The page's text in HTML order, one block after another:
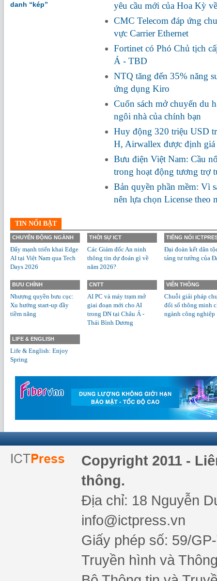
danh “kép”
yêu cầu mới của Hoa Kỳ
CMC Telecom đáp ứng
vực Carrier Ethernet
Fortinet có Phó Chủ tịch
Á - TBD
NTQ tăng đến 35% năng
ứng dụng Kiro
Cuốn sách mở chuyến du
ngôi nhà của chính bạn
Huy động 320 triệu USD
H, Airwallex được định
Bưu điện Việt Nam: Cầu
trong hoạt động tương trợ
Bản quyền phần mềm: Vì
nên lựa chọn License theo
TIN NỔI BẬT
CHUYỂN ĐỘNG NGÀNH
Đẩy mạnh triển khai Edge
AI tại Việt Nam qua Tech
Days 2026
THỜI SỰ ICT
Các Giám đốc An ninh
thông tin dự đoán gì về
năm 2026?
TIẾNG NÓI
Đại đoàn kết dân
tảng tư tưởng của
BƯU CHÍNH
Nhượng quyền bưu cục:
Xu hướng start-up đầy
tiềm năng
CNTT
AI PC và máy trạm mở
giai đoạn mới cho AI
trong DN tại Châu Á -
Thái Bình Dương
VIỄN THÔNG
Chuỗi giải pháp
đổi số thông minh
ngành công nghiệp
LIFE & ENGLISH
Life & English: Enjoy
Spring
Copyright 2011 -
thông.
Địa chỉ: 18 Nguyễn
info@ictpress.vn
Giấy phép số: 59/
Truyền hình và